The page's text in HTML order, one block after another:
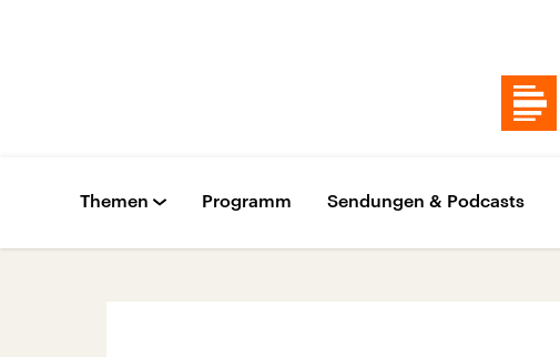
Themen Programm Sendungen & Podcasts